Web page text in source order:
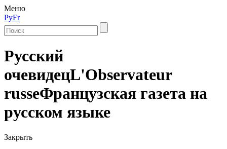
Меню
РуFr
Русский
очевидецL'Observateur
russeФранцузская газета на
русском языке
Закрыть